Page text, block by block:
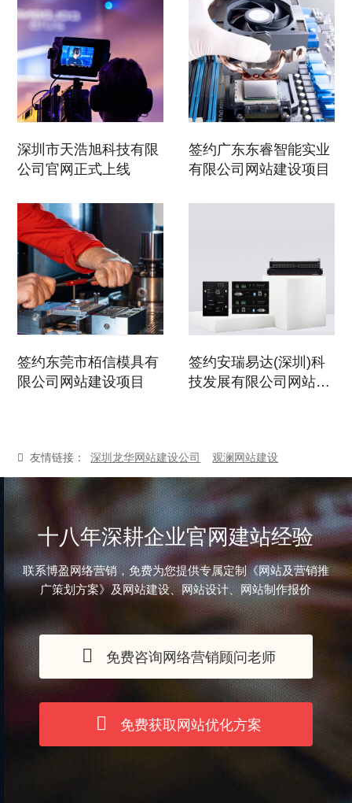
深圳市天浩旭科技有限
公司官网正式上线
签约广东东睿智能实业
有限公司网站建设项目
签约东莞市栢信模具有
限公司网站建设项目
签约安瑞易达(深圳)科
技发展有限公司网站建
友情链接： 深圳龙华网站建设公司 观澜网站建设
十八年深耕企业官网建站经验
联系博盈网络营销，免费为您提供专属定制《网站及营销推
广策划方案》及网站建设、网站设计、网站制作报价
免费咨询网络营销顾问老师
免费获取网站优化方案